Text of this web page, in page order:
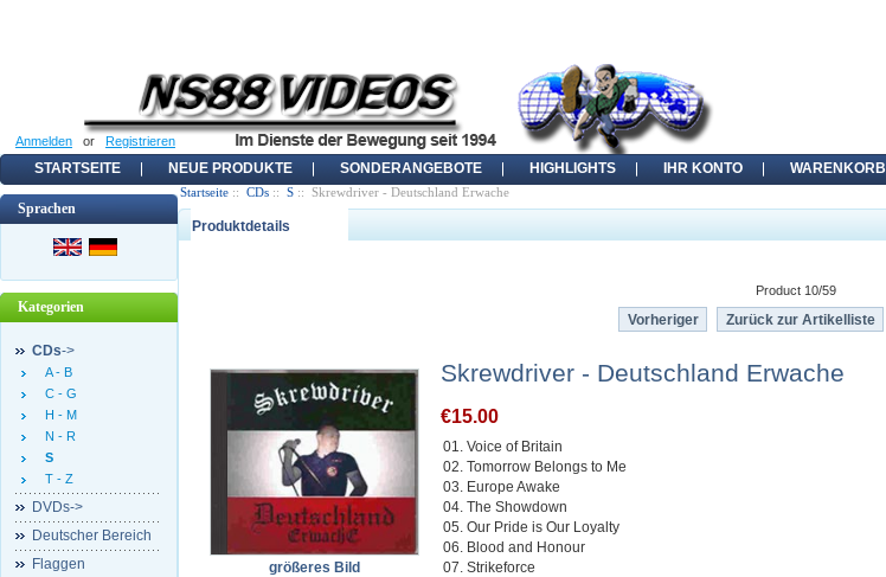
Anmelden or Registrieren
STARTSEITE NEUE PRODUKTE SONDERANGEBOTE HIGHLIGHTS IHR KONTO WARENKORB
Sprachen
Kategorien
CDs->
A - B
C - G
H - M
N - R
S
T - Z
DVDs->
Deutscher Bereich
Flaggen
Startseite :: CDs :: S :: Skrewdriver - Deutschland Erwache
Produktdetails
Product 10/59
Vorheriger Zurück zur Artikelliste
größeres Bild
Skrewdriver - Deutschland Erwache
€15.00
01. Voice of Britain
02. Tomorrow Belongs to Me
03. Europe Awake
04. The Showdown
05. Our Pride is Our Loyalty
06. Blood and Honour
07. Strikeforce